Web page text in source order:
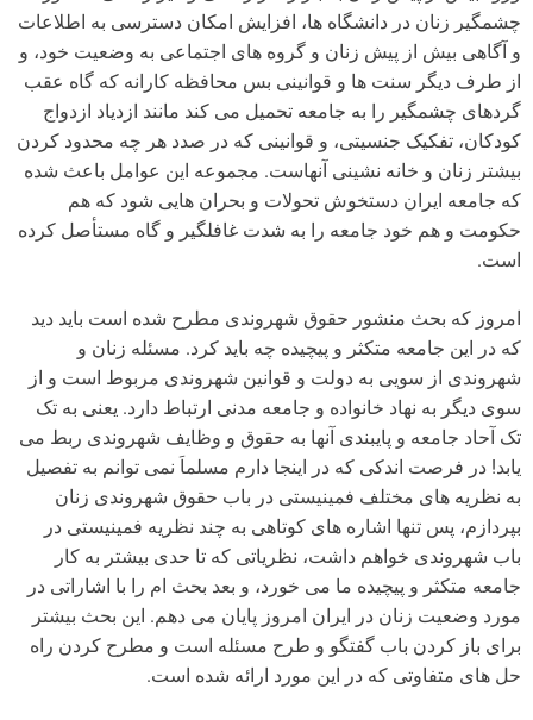
چشمگیر زنان در دانشگاه ها، افزایش امکان دسترسی به اطلاعات
و آگاهی بیش از پیش زنان و گروه های اجتماعی به وضعیت خود، و
از طرف دیگر سنت ها و قوانینی بس محافظه کارانه که گاه عقب
گردهای چشمگیر را به جامعه تحمیل می کند مانند ازدیاد ازدواج
کودکان، تفکیک جنسیتی، و قوانینی که در صدد هر چه محدود کردن
بیشتر زنان و خانه نشینی آنهاست. مجموعه این عوامل باعث شده
که جامعه ایران دستخوش تحولات و بحران هایی شود که هم
حکومت و هم خود جامعه را به شدت غافلگیر و گاه مستأصل کرده
است.
امروز که بحث منشور حقوق شهروندی مطرح شده است باید دید
که در این جامعه متکثر و پیچیده چه باید کرد. مسئله زنان و
شهروندی از سویی به دولت و قوانین شهروندی مربوط است و از
سوی دیگر به نهاد خانواده و جامعه مدنی ارتباط دارد. یعنی به تک
تک آحاد جامعه و پایبندی آنها به حقوق و وظایف شهروندی ربط می
یابد! در فرصت اندکی که در اینجا دارم مسلماَ نمی توانم به تفصیل
به نظریه های مختلف فمینیستی در باب حقوق شهروندی زنان
بپردازم، پس تنها اشاره های کوتاهی به چند نظریه فمینیستی در
باب شهروندی خواهم داشت، نظریاتی که تا حدی بیشتر به کار
جامعه متکثر و پیچیده ما می خورد، و بعد بحث ام را با اشاراتی در
مورد وضعیت زنان در ایران امروز پایان می دهم. این بحث بیشتر
برای باز کردن باب گفتگو و طرح مسئله است و مطرح کردن راه
حل های متفاوتی که در این مورد ارائه شده است.